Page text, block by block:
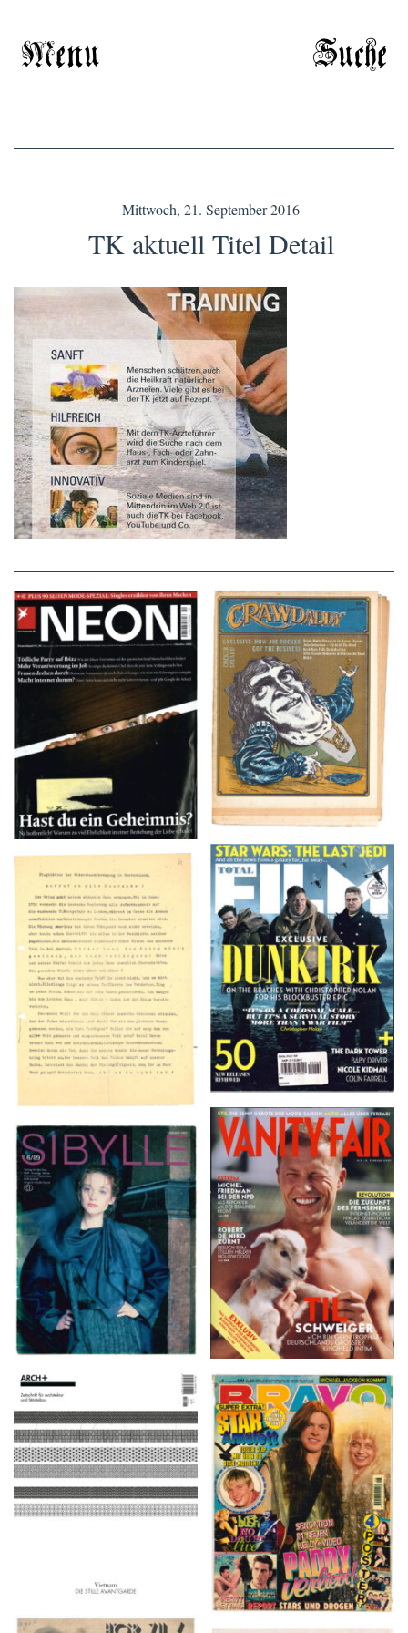
Menu Suche
Mittwoch, 21. September 2016
TK aktuell Titel Detail
NEON – OKTOBER
2008
Crawdaddy – June/11/72
TOTAL FILM #260 –
SUMMER 2017
Flugblätter der Weissen
Rose – V, Januar 1943
VANITY FAIR – Nr. 7 –
8. Februar 2007
SIBYLLE 6/89
ARCH+ Nr. 226, Herbst
2016
BRAVO – Nr. 8, 13. Febr.
1997